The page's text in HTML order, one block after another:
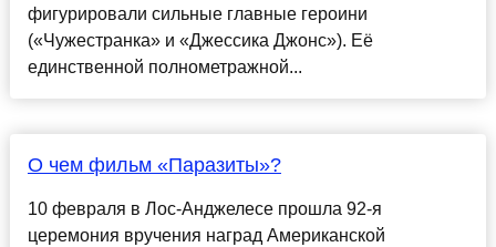
фигурировали сильные главные героини
(«Чужестранка» и «Джессика Джонс»). Её
единственной полнометражной...
О чем фильм «Паразиты»?
10 февраля в Лос-Анджелесе прошла 92-я
церемония вручения наград Американской